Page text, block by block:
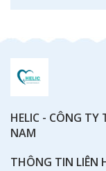
HELIC - CÔNG
NAM
THÔNG TIN LIÊN